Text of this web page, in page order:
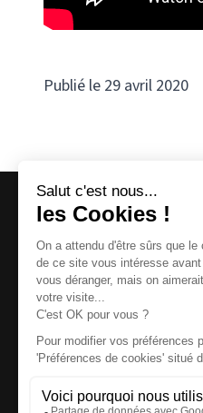
Publié le 29 avril 2020
Magazine et site